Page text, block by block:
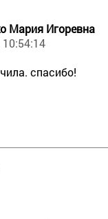
Мария Игоревна
спасибо!